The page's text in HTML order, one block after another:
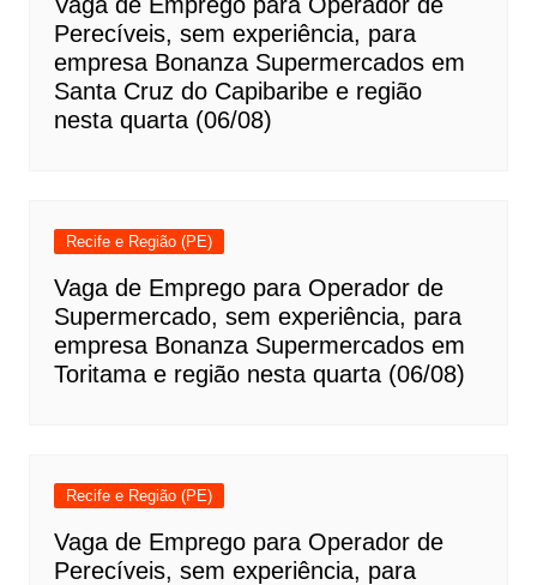
Perecíveis, sem experiência, para
empresa Bonanza Supermercados em
Santa Cruz do Capibaribe e região
nesta quarta (06/08)
Recife e Região (PE)
Vaga de Emprego para Operador de
Supermercado, sem experiência, para
empresa Bonanza Supermercados em
Toritama e região nesta quarta (06/08)
Recife e Região (PE)
Vaga de Emprego para Operador de
Perecíveis, sem experiência, para